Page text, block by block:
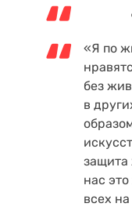
«Я по
без
в
защита
нас
всех